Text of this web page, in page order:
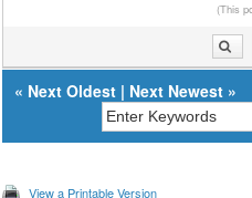
(This
« Next Oldest | Next Newest »
View a Printable Version